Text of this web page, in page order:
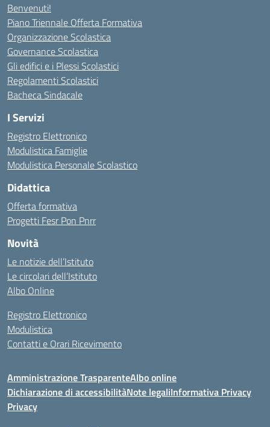
Benvenuti!
Piano Triennale Offerta Formativa
Organizzazione Scolastica
Governance Scolastica
Gli edifici e i Plessi Scolastici
Regolamenti Scolastici
Bacheca Sindacale
I Servizi
Registro Elettronico
Modulistica Famiglie
Modulistica Personale Scolastico
Didattica
Offerta formativa
Progetti Fesr Pon Pnrr
Novità
Le notizie dell’Istituto
Le circolari dell’Istituto
Albo Online
Registro Elettronico
Modulistica
Contatti e Orari Ricevimento
Amministrazione TrasparenteAlbo online
Dichiarazione di accessibilitàNote legaliInformativa Privacy
Privacy